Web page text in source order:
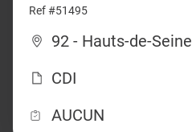
Ref #51495
92 - Hauts-de-Seine
CDI
AUCUN